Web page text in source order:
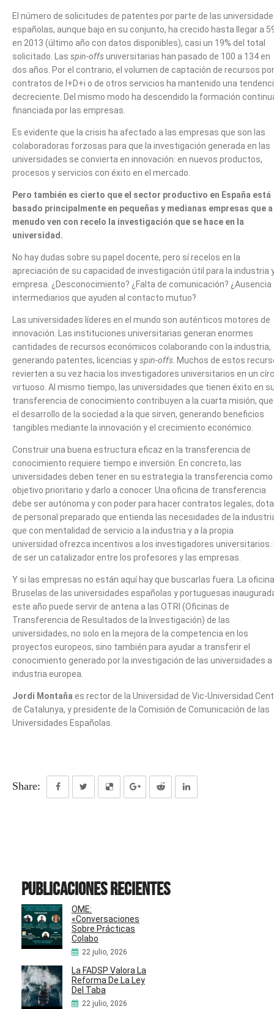
El número de solicitudes de patentes por parte de las
españolas, aunque bajo en su conjunto, ha crecido hasta llegar a
en 2013 (último año con datos disponibles), casi un 19% del total
solicitado. Las spin-offsuniversitarias han pasado de 100 a 134 en
dos años. Por el contrario, el volumen de captación de recursos por
contratos de I+D+i o de otros servicios ha mantenido una
decreciente. Del mismo modo ha descendido la formación
financiada por las empresas.
Es evidente que la crisis ha afectado a las empresas que son las
colaboradoras forzosas para que la investigación generada en las
universidades se convierta en innovación: en nuevos productos,
procesos y servicios con éxito en el mercado.
Pero también es cierto que el sector productivo en España está
basado principalmente en pequeñas y medianas empresas que a
menudo ven con recelo la investigación que se hace en la
universidad.
No hay dudas sobre su papel docente, pero sí recelos en la
apreciación de su capacidad de investigación útil para la industria
empresa. ¿Desconocimiento? ¿Falta de comunicación? ¿Ausencia
intermediarios que ayuden al contacto mutuo?
Las universidades líderes en el mundo son auténticos motores de
innovación. Las instituciones universitarias generan enormes
cantidades de recursos económicos colaborando con la industria,
generando patentes, licencias yspin-offs. Muchos de estos
revierten a su vez hacia los investigadores universitarios en un
virtuoso. Al mismo tiempo, las universidades que tienen éxito en
transferencia de conocimiento contribuyen a la cuarta misión,
el desarrollo de la sociedad a la que sirven, generando beneficios
tangibles mediante la innovación y el crecimiento econó­mico.
Construir una buena estructura eficaz en la transferencia de
conocimiento requiere tiempo e inversión. En concreto, las
universidades deben tener en su estrategia la transferencia como
objetivo prioritario y darlo a conocer. Una oficina de transferencia
debe ser autónoma y con poder para hacer contratos legales,
de personal preparado que entienda las necesidades de la
que con mentalidad de servicio a la industria y a la propia
universidad ofrezca incentivos a los investigadores universitarios.
de ser un catalizador entre los profesores y las empresas.
Y si las empresas no están aquí hay que buscarlas fuera. La
Bruselas de las universidades españolas y portuguesas
este año puede servir de antena a las OTRI (Oficinas de
Transferencia de Resultados de la Investigación) de las
universidades, no solo en la mejora de la competencia en los
proyectos europeos, sino también para ayudar a transferir el
conocimiento generado por la investigación de las universidades a
industria europea.
Jordi Montaña es rector de la Universidad de Vic-Universidad
de Catalunya, y presidente de la Comisión de Comunicación de las
Universidades Españolas.
Share:
Publicaciones recientes
OME:
«Conversaciones
Sobre Prácticas
Colabo
22 julio, 2026
La FADSP Valora La
Reforma De La Ley
Del Taba
22 julio, 2026